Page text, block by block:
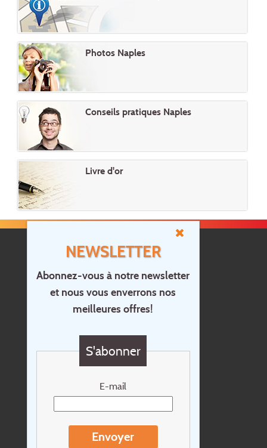
NEWSLETTER
Abonnez-vous à notre newsletter
et nous vous enverrons nos
meilleures offres!
S'abonner
E-mail
Envoyer
Photos Naples
Conseils pratiques Naples
Livre d'or
Accueil
Contact
Questions?
Newsletter
Conditions de voyage